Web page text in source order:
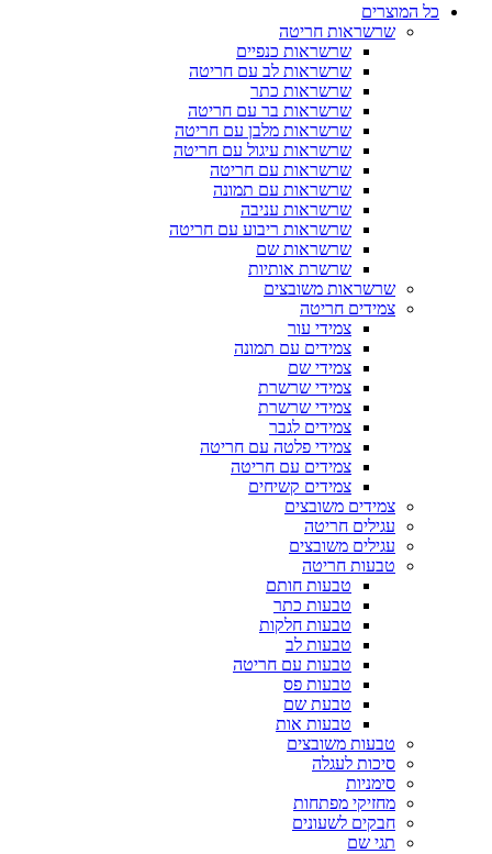
כל המוצרים
שרשראות חריטה
שרשראות כנפיים
שרשראות לב עם חריטה
שרשראות כתר
שרשראות בר עם חריטה
שרשראות מלבן עם חריטה
שרשראות עיגול עם חריטה
שרשראות עם חריטה
שרשראות עם תמונה
שרשראות עניבה
שרשראות ריבוע עם חריטה
שרשראות שם
שרשרת אותיות
שרשראות משובצים
צמידים חריטה
צמידי עור
צמידים עם תמונה
צמידי שם
צמידי שרשרת
צמידי שרשרת
צמידים לגבר
צמידי פלטה עם חריטה
צמידים עם חריטה
צמידים קשיחים
צמידים משובצים
עגילים חריטה
עגילים משובצים
טבעות חריטה
טבעות חותם
טבעות כתר
טבעות חלקות
טבעות לב
טבעות עם חריטה
טבעות פס
טבעת שם
טבעות אות
טבעות משובצים
סיכות לעגלה
סימניות
מחזיקי מפתחות
חבקים לשעונים
תגי שם